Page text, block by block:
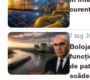
7 aug.
de